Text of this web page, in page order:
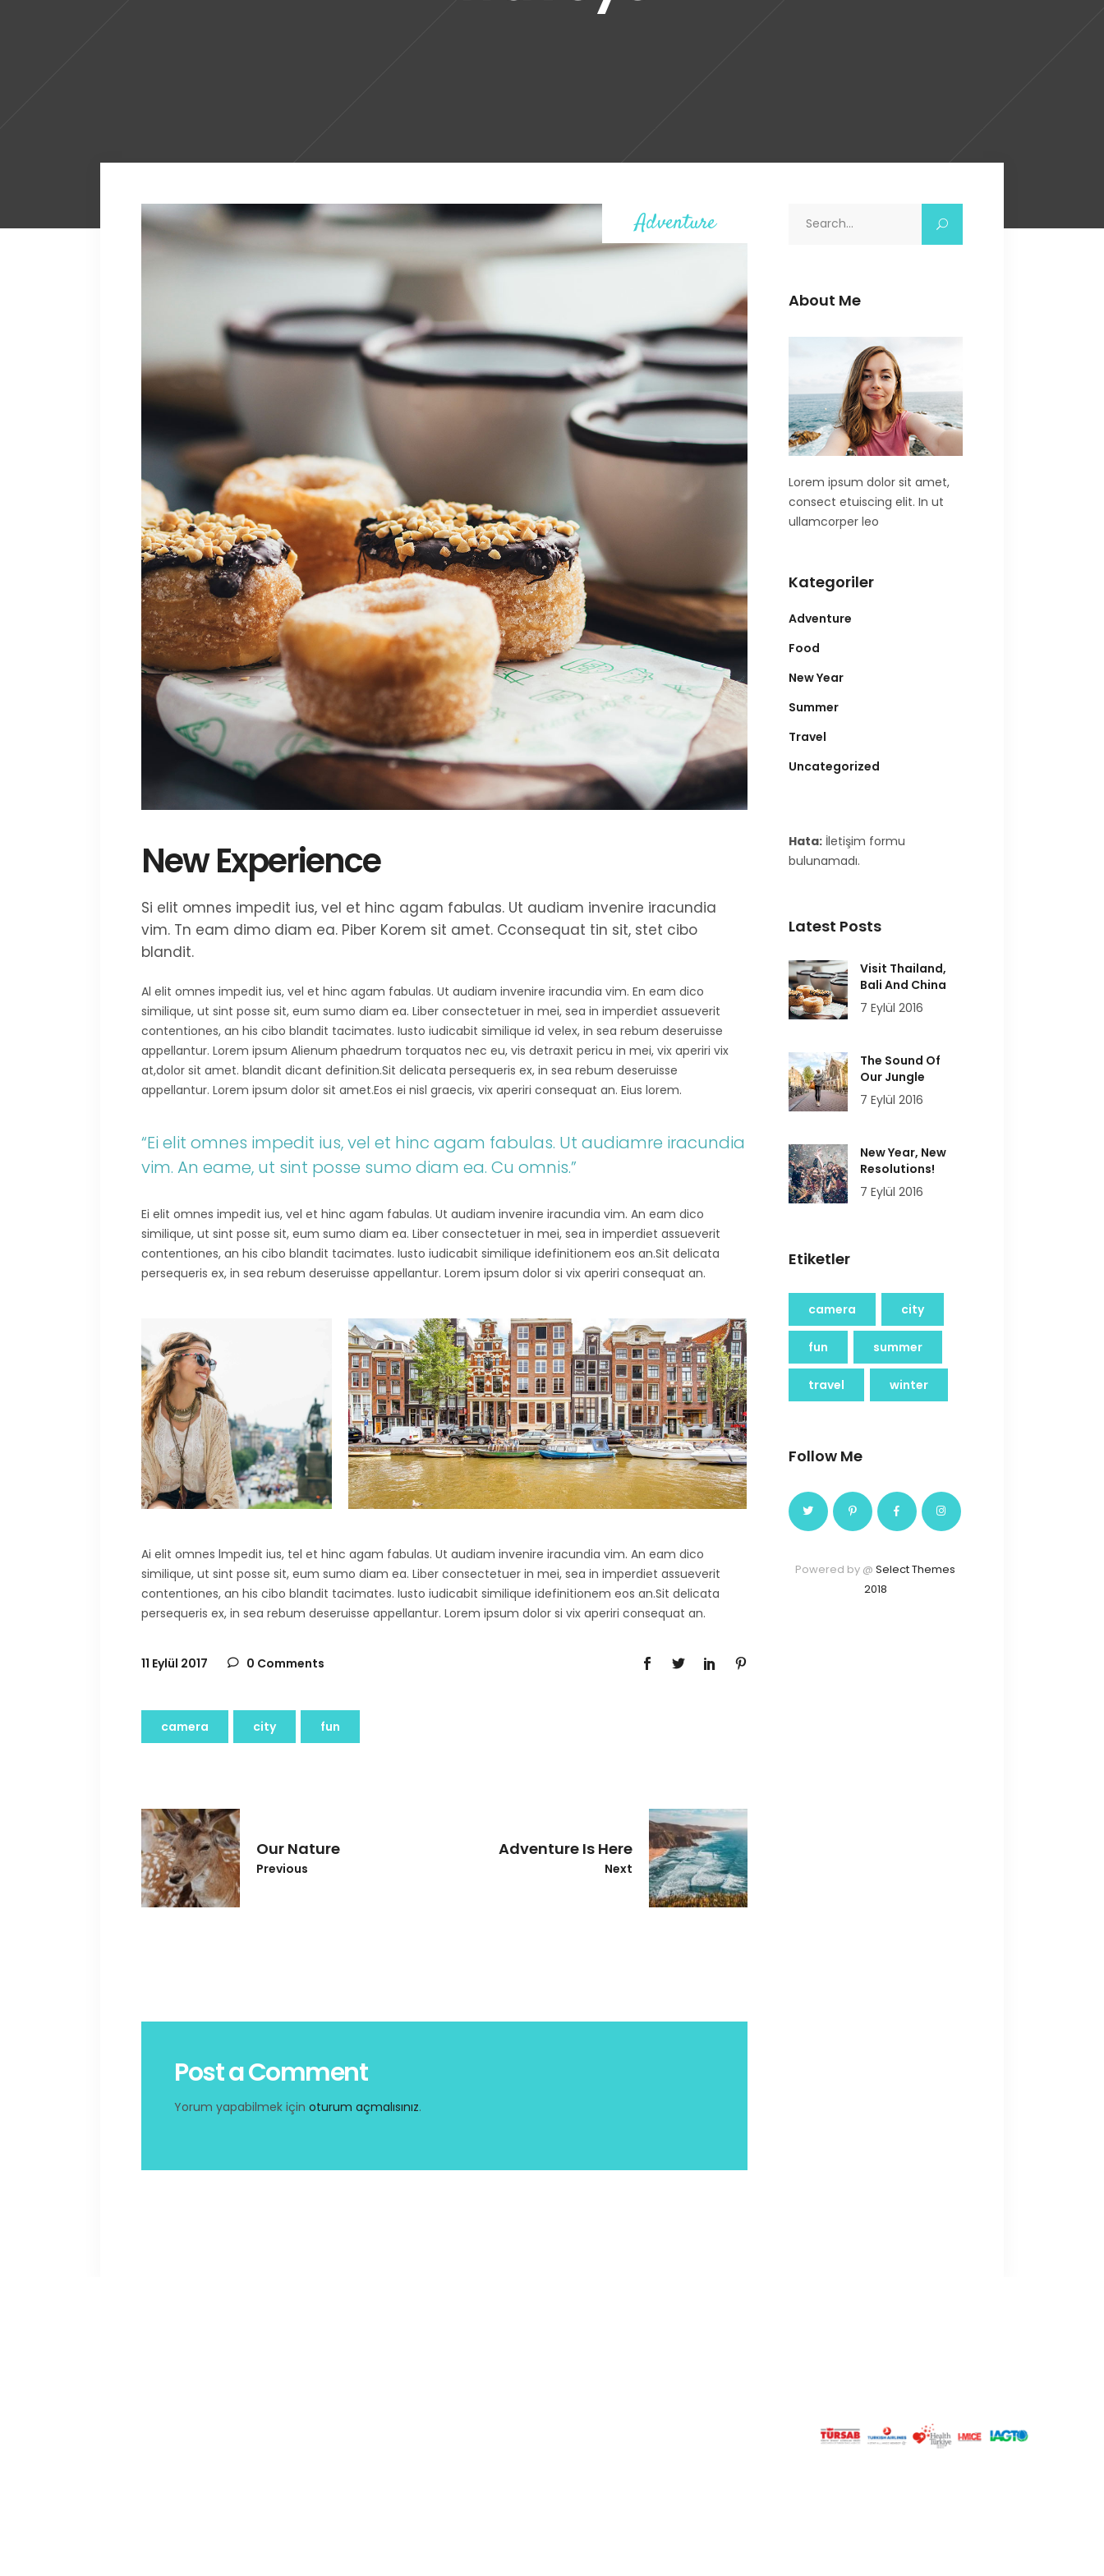
Adventure
New Experience
Si elit omnes impedit ius, vel et hinc agam fabulas. Ut audiam invenire iracundia
vim. Tn eam dimo diam ea. Piber Korem sit amet. Cconsequat tin sit, stet cibo
blandit.
Al elit omnes impedit ius, vel et hinc agam fabulas. Ut audiam invenire iracundia vim. En eam dico
similique, ut sint posse sit, eum sumo diam ea. Liber consectetuer in mei, sea in imperdiet assueverit
contentiones, an his cibo blandit tacimates. Iusto iudicabit similique id velex, in sea rebum deseruisse
appellantur. Lorem ipsum Alienum phaedrum torquatos nec eu, vis detraxit pericu in mei, vix aperiri vix
at,dolor sit amet. blandit dicant definition.Sit delicata persequeris ex, in sea rebum deseruisse
appellantur. Lorem ipsum dolor sit amet.Eos ei nisl graecis, vix aperiri consequat an. Eius lorem.
“Ei elit omnes impedit ius, vel et hinc agam fabulas. Ut audiamre iracundia
vim. An eame, ut sint posse sumo diam ea. Cu omnis.”
Ei elit omnes impedit ius, vel et hinc agam fabulas. Ut audiam invenire iracundia vim. An eam dico
similique, ut sint posse sit, eum sumo diam ea. Liber consectetuer in mei, sea in imperdiet assueverit
contentiones, an his cibo blandit tacimates. Iusto iudicabit similique idefinitionem eos an.Sit delicata
persequeris ex, in sea rebum deseruisse appellantur. Lorem ipsum dolor si vix aperiri consequat an.
Ai elit omnes lmpedit ius, tel et hinc agam fabulas. Ut audiam invenire iracundia vim. An eam dico
similique, ut sint posse sit, eum sumo diam ea. Liber consectetuer in mei, sea in imperdiet assueverit
contentiones, an his cibo blandit tacimates. Iusto iudicabit similique idefinitionem eos an.Sit delicata
persequeris ex, in sea rebum deseruisse appellantur. Lorem ipsum dolor si vix aperiri consequat an.
11 Eylül 2017 0 Comments
camera city fun
Our Nature
Previous
Adventure Is Here
Next
Post a Comment
Yorum yapabilmek için oturum açmalısınız.
About Me
Lorem ipsum dolor sit amet,
consect etuiscing elit. In ut
ullamcorper leo
Kategoriler
Adventure
Food
New Year
Summer
Travel
Uncategorized
Hata:İletişim formu
bulunamadı.
Latest Posts
Visit Thailand,
Bali And China
7 Eylül 2016
The Sound Of
Our Jungle
7 Eylül 2016
New Year, New
Resolutions!
7 Eylül 2016
Etiketler
camera city
fun summer
travel winter
Follow Me
Powered by @Select Themes
2018